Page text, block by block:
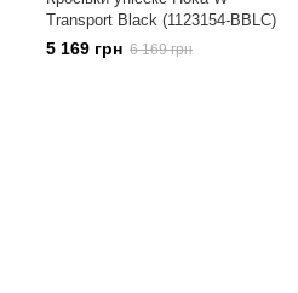
Transport Black (1123154-BBLC)
5 169 грн 6 169 грн